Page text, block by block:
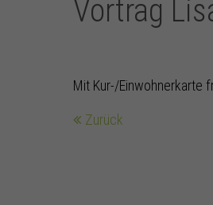
Vortrag
Mit Kur-/Einwohnerkarte
Zurück